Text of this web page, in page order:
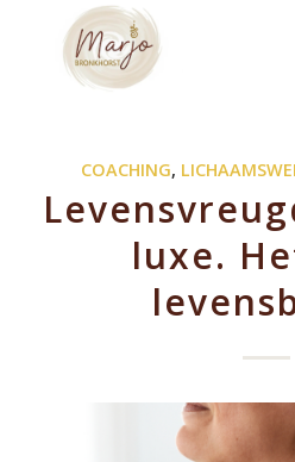
COACHING,
luxe.